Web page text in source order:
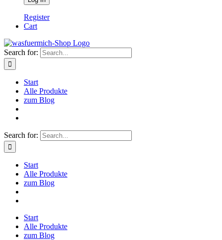
Register
Cart
Search for:
Start
Alle Produkte
zum Blog
Search for:
Start
Alle Produkte
zum Blog
Start
Alle Produkte
zum Blog